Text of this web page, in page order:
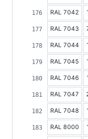
RAL 7042
RAL 7043
RAL 7044
RAL 7045
RAL 7046
RAL 7047
RAL 7048
RAL 8000